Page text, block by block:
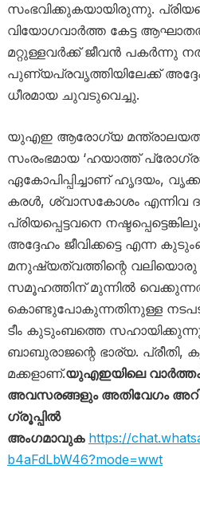
സംഭവിക്കുകയായിരുന്നു.
വിയോഗവാർത്ത കേട്ട
മറ്റുള്ളവർക്ക് ജീവൻ പകർന്നു
പുണ്യപ്രവൃത്തിയിലേക്ക്
ധീരമായ ചുവടുവെച്ചു.
യുഎഇ ആരോഗ്യ
സംരംഭമായ ‘ഹയാത്ത്
ഏകോപിപ്പിച്ചാണ് ഹൃദയം,
കരൾ, ശ്വാസകോശം എന്നിവ
പ്രിയപ്പെട്ടവനെ
അദ്ദേഹം ജീവിക്കട്ടെ എന്ന
മനുഷ്യത്വത്തിന്റെ
സമൂഹത്തിന് മുന്നിൽ
കൊണ്ടുപോകുന്നതിനുള്ള
ടീം കുടുംബത്തെ
ബാബുരാജന്റെ ഭാര്യ. പ്രീതി,
മക്കളാണ്.യുഎഇയിലെ
അവസരങ്ങളും അതിവേഗം
ഗ്രൂപ്പിൽ
അംഗമാവുക https://
b4aFdLbW46?mode=wwt